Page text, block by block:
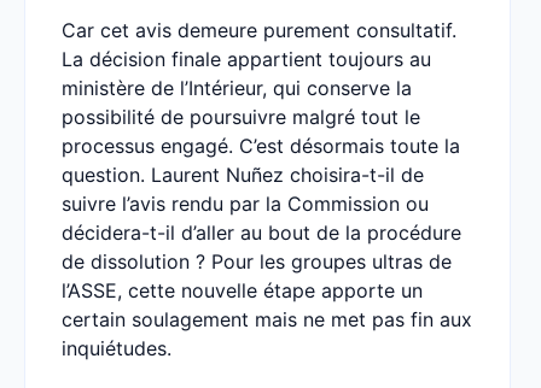
Car cet avis demeure purement consultatif.
La décision finale appartient toujours au
ministère de l’Intérieur, qui conserve la
possibilité de poursuivre malgré tout le
processus engagé. C’est désormais toute la
question. Laurent Nuñez choisira-t-il de
suivre l’avis rendu par la Commission ou
décidera-t-il d’aller au bout de la procédure
de dissolution ? Pour les groupes ultras de
l’ASSE, cette nouvelle étape apporte un
certain soulagement mais ne met pas fin aux
inquiétudes.